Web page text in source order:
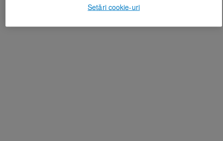
Setări cookie-uri